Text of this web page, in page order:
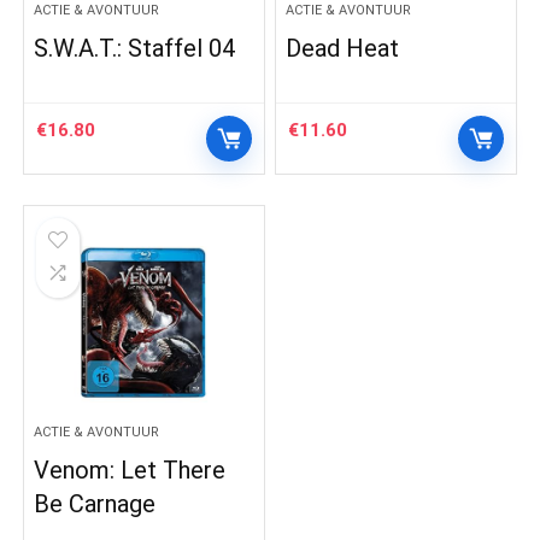
ACTIE & AVONTUUR
S.W.A.T.: Staffel 04
€16.80
ACTIE & AVONTUUR
Dead Heat
€11.60
ACTIE & AVONTUUR
Venom: Let There
Be Carnage